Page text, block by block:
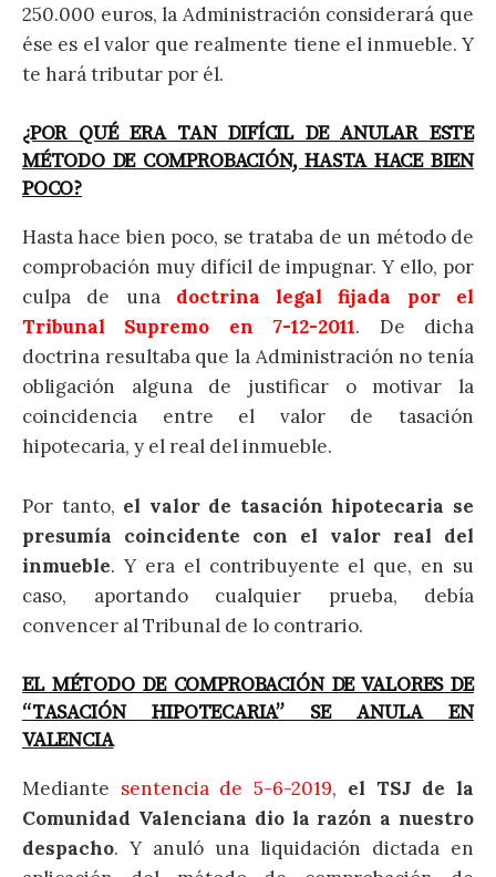
250.000 euros, la Administración considerará que
ése es el valor que realmente tiene el inmueble. Y
te hará tributar por él.
¿POR QUÉ ERA TAN DIFÍCIL DE ANULAR ESTE
MÉTODO DE COMPROBACIÓN, HASTA HACE BIEN
POCO?
Hasta hace bien poco, se trataba de un método de
comprobación muy difícil de impugnar. Y ello, por
culpa de una doctrina legal fijada por el
Tribunal Supremo en 7-12-2011. De dicha
doctrina resultaba que la Administración no tenía
obligación alguna de justificar o motivar la
coincidencia entre el valor de tasación
hipotecaria, y el real del inmueble.
Por tanto, el valor de tasación hipotecaria se
presumía coincidente con el valor real del
inmueble. Y era el contribuyente el que, en su
caso, aportando cualquier prueba, debía
convencer al Tribunal de lo contrario.
EL MÉTODO DE COMPROBACIÓN DE VALORES DE
“TASACIÓN HIPOTECARIA” SE ANULA EN
VALENCIA
Mediante sentencia de 5-6-2019, el TSJ de la
Comunidad Valenciana dio la razón a nuestro
despacho. Y anuló una liquidación dictada en